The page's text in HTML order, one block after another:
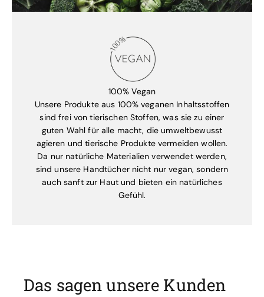
100% Vegan
Unsere Produkte aus 100% veganen Inhaltsstoffen
sind frei von tierischen Stoffen, was sie zu einer
guten Wahl für alle macht, die umweltbewusst
agieren und tierische Produkte vermeiden wollen.
Da nur natürliche Materialien verwendet werden,
sind unsere Handtücher nicht nur vegan, sondern
auch sanft zur Haut und bieten ein natürliches
Gefühl.
Das sagen unsere Kunden